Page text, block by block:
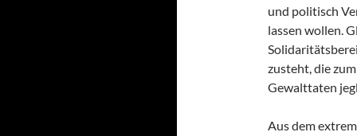
und politisch
lassen wollen.
zusteht, die
Gewalttaten
Aus dem